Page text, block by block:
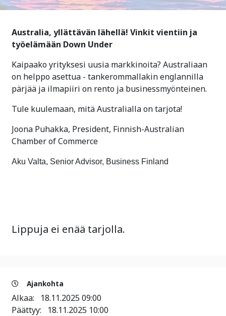
Australia, yllättävän lähellä! Vinkit vientiin ja
työelämään Down Under
Kaipaako yrityksesi uusia markkinoita? Australiaan
on helppo asettua - tankerommallakin englannilla
pärjää ja ilmapiiri on rento ja businessmyönteinen.
Tule kuulemaan, mitä Australialla on tarjota!
Joona Puhakka, President, Finnish-Australian
Chamber of Commerce
Aku Valta, Senior Advisor, Business Finland
Lippuja ei enää tarjolla.
Ajankohta
Alkaa: 18.11.2025 09:00
Päättyy: 18.11.2025 10:00